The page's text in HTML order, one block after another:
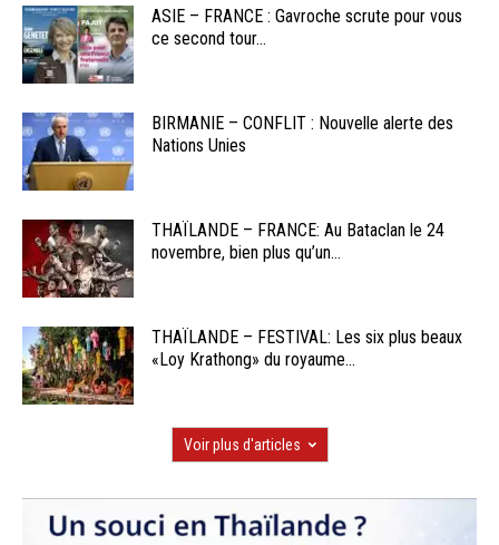
ASIE – FRANCE : Gavroche scrute pour vous
ce second tour...
BIRMANIE – CONFLIT : Nouvelle alerte des
Nations Unies
THAÏLANDE – FRANCE: Au Bataclan le 24
novembre, bien plus qu’un...
THAÏLANDE – FESTIVAL: Les six plus beaux
«Loy Krathong» du royaume...
Voir plus d'articles